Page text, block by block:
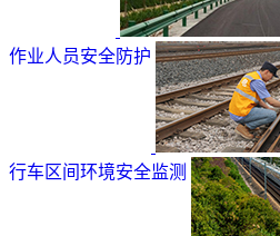
作业人员安全防护
行车区间环境安全监测